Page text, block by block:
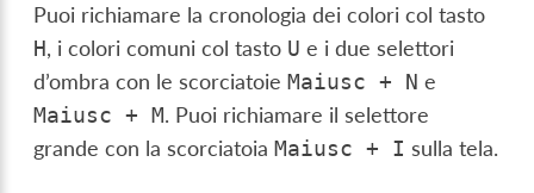
Puoi richiamare la cronologia dei colori col tasto
H, i colori comuni col tasto U e i due selettori
d’ombra con le scorciatoieMaiusc + N e
Maiusc + M. Puoi richiamare il selettore
grande con la scorciatoiaMaiusc + I sulla tela.